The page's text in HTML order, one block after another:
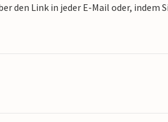
den Link in jeder E-Mail oder, indem